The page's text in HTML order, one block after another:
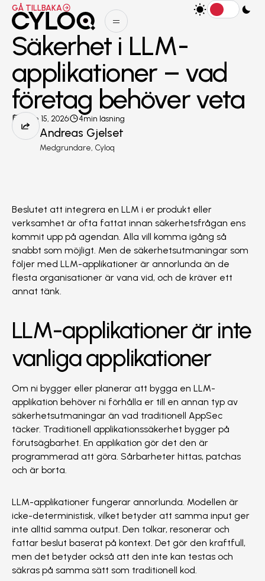
Gå tillbaka
GÅ TILLBAKA
Säkerhet i LLM-
applikationer – vad
företag behöver veta
June 15, 2026 4min läsning
Andreas Gjelset
Medgrundare, Cyloq
Beslutet att integrera en LLM i er produkt eller
verksamhet är ofta fattat innan säkerhetsfrågan ens
kommit upp på agendan. Alla vill komma igång så
snabbt som möjligt. Men de säkerhetsutmaningar som
följer med LLM-applikationer är annorlunda än de
flesta organisationer är vana vid, och de kräver ett
annat tänk.
LLM-applikationer är inte
vanliga applikationer
Om ni bygger eller planerar att bygga en LLM-
applikation behöver ni förhålla er till en annan typ av
säkerhetsutmaningar än vad traditionell AppSec
täcker. Traditionell applikationssäkerhet bygger på
förutsägbarhet. En applikation gör det den är
programmerad att göra. Sårbarheter hittas, patchas
och är borta.
LLM-applikationer fungerar annorlunda. Modellen är
icke-deterministisk, vilket betyder att samma input ger
inte alltid samma output. Den tolkar, resonerar och
fattar beslut baserat på kontext. Det gör den kraftfull,
men det betyder också att den inte kan testas och
säkras på samma sätt som traditionell kod.